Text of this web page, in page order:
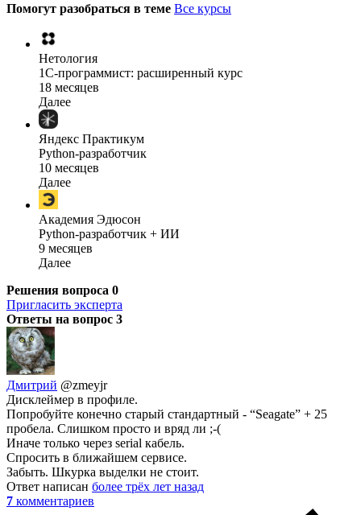
Помогут разобраться в теме Все курсы
Нетология
1C-программист: расширенный курс
18 месяцев
Далее
Яндекс Практикум
Python-разработчик
10 месяцев
Далее
Академия Эдюсон
Python-разработчик + ИИ
9 месяцев
Далее
Решения вопроса 0
Пригласить эксперта
Ответы на вопрос 3
Дмитрий @zmeyjr
Дисклеймер в профиле.
Попробуйте конечно старый стандартный - “Seagate” + 25
пробела. Слишком просто и вряд ли ;-(
Иначе только через serial кабель.
Спросить в ближайшем сервисе.
Забыть. Шкурка выделки не стоит.
Ответ написан более трёх лет назад
7 комментариев